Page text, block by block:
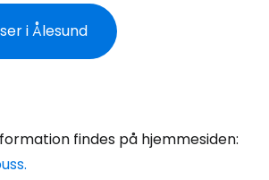
i Ålesund
findes på hjemmesiden: